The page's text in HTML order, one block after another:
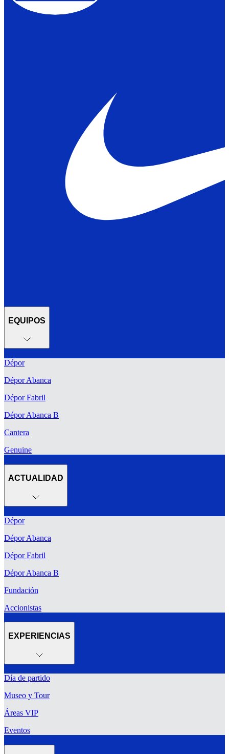
EQUIPOS
Dépor
Dépor Abanca
Dépor Fabril
Dépor Abanca B
Cantera
Genuine
ACTUALIDAD
Dépor
Dépor Abanca
Dépor Fabril
Dépor Abanca B
Fundación
Accionistas
EXPERIENCIAS
Día de partido
Museo y Tour
Áreas VIP
Eventos